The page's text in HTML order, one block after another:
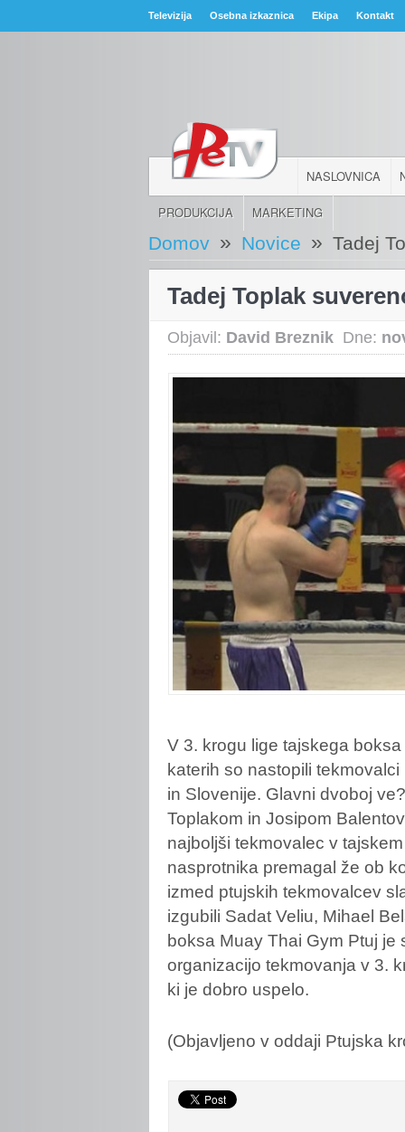
Televizija Osebna izkaznica Ekipa Kontakt
NASLOVNICA
PRODUKCIJA MARKETING
Domov » Novice » Tadej
Tadej Toplak
Objavil: David Breznik Dne:
V 3. krogu lige tajskega
katerih so nastopili
in Slovenije. Glavni dvoboj
Toplakom in Josipom
najboljši tekmovalec v
nasprotnika premagal že ob
izmed ptujskih tekmovalcev
izgubili Sadat Veliu, Mihael
boksa Muay Thai Gym Ptuj
organizacijo tekmovanja v 3.
ki je dobro uspelo.
(Objavljeno v oddaji Ptujska